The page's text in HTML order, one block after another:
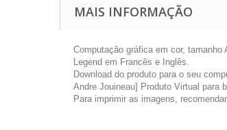
MAIS INFORMAÇÃO
Computação gráfica em cor,
Legend em Francês e Inglês.
Download do produto para o seu
Andre Jouineau] Produto Virtual para
Para imprimir as imagens,